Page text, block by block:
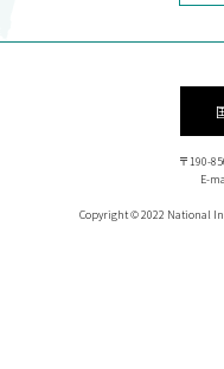
〒190-
E-
Copyright © 2022 National